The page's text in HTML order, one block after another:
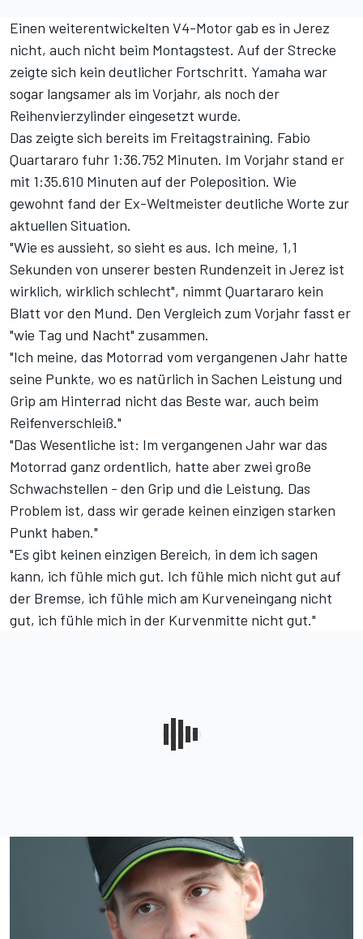
Einen weiterentwickelten V4-Motor gab es in Jerez
nicht, auch nicht beim Montagstest. Auf der Strecke
zeigte sich kein deutlicher Fortschritt. Yamaha war
sogar langsamer als im Vorjahr, als noch der
Reihenvierzylinder eingesetzt wurde.
Das zeigte sich bereits im Freitagstraining. Fabio
Quartararo fuhr 1:36.752 Minuten. Im Vorjahr stand er
mit 1:35.610 Minuten auf der Poleposition. Wie
gewohnt fand der Ex-Weltmeister deutliche Worte zur
aktuellen Situation.
"Wie es aussieht, so sieht es aus. Ich meine, 1,1
Sekunden von unserer besten Rundenzeit in Jerez ist
wirklich, wirklich schlecht", nimmt Quartararo kein
Blatt vor den Mund. Den Vergleich zum Vorjahr fasst er
"wie Tag und Nacht" zusammen.
"Ich meine, das Motorrad vom vergangenen Jahr hatte
seine Punkte, wo es natürlich in Sachen Leistung und
Grip am Hinterrad nicht das Beste war, auch beim
Reifenverschleiß."
"Das Wesentliche ist: Im vergangenen Jahr war das
Motorrad ganz ordentlich, hatte aber zwei große
Schwachstellen - den Grip und die Leistung. Das
Problem ist, dass wir gerade keinen einzigen starken
Punkt haben."
"Es gibt keinen einzigen Bereich, in dem ich sagen
kann, ich fühle mich gut. Ich fühle mich nicht gut auf
der Bremse, ich fühle mich am Kurveneingang nicht
gut, ich fühle mich in der Kurvenmitte nicht gut."